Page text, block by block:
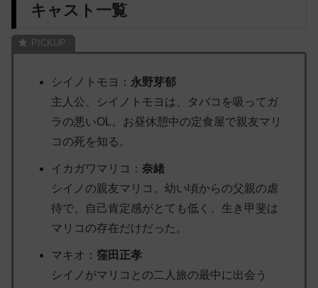
キャスト一覧
シイノトモヨ： 永野芽郁
主人公、シイノトモヨは、タバコを吸ってガ
ラの悪いOL。お昼休憩中の定食屋で親友マリ
コの死を知る。
イカガワマリコ：奈緒
シイノの親友マリコ。幼い頃からの父親の虐
待で、自己肯定感がとても低く、生き甲斐は
マリコの存在だけだった。
マキオ： 窪田正孝
シイノがマリコとの二人旅の最中に出会う